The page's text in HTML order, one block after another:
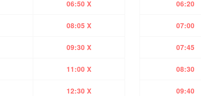
06:50 X
08:05 X
09:30 X
11:00 X
12:30 X
06:20
07:00
07:45
08:30
09:40